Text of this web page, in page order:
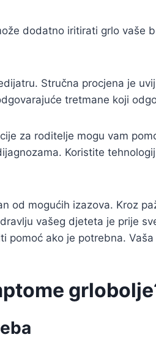
dodatno iritirati grlo vaše
Stručna procjena je
tretmane koji
za roditelje mogu vam
Koristite
od mogućih izazova. Kroz
vašeg djeteta je prije
pomoć ako je potrebna.